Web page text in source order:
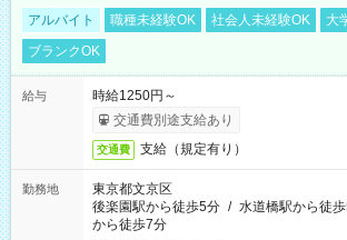
アルバイト 職種未経験OK 社会人未経験OK
大
ブランクOK
給与
時給1250円～
交通費別途支給あり
交通費 支給（規定有り）
勤務地
東京都文京区
後楽園駅から徒歩5分 / 水道橋駅から徒
から徒歩7分